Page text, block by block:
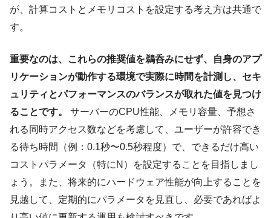
が、計算コストとメモリコストを設定する考え方は共通で
す。
重要なのは、これらの推奨値を鵜呑みにせず、自身のアプ
リケーションが動作する環境で実際に時間を計測し、セキ
ュリティとパフォーマンスのバランスが取れた値を見つけ
ることです。
サーバーのCPU性能、メモリ容量、予想さ
れる同時アクセス数などを考慮して、ユーザーが許容でき
る待ち時間（例：0.1秒〜0.5秒程度）で、できるだけ高い
コストパラメータ（特にN）を設定することを目指しまし
ょう。また、将来的にハードウェア性能が向上することを
見越して、定期的にパラメータを見直し、必要であればよ